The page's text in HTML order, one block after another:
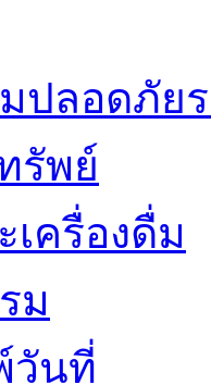
ปลอดภัย
รัพย์
เครื่องดื่ม
ม
วันที่